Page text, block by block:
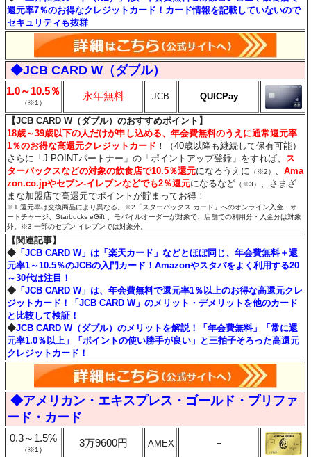
還元率7％のお得なクレジットカード！カード情報を記載していないので
セキュリティも抜群
◆JCB CARD W（ダブル）
1.0～10.5％
（※1）
永年無料 JCB QUICPay
【JCB CARD W（ダブル）のおすすめポイント】
18歳～39歳以下の人だけが申し込める、年会費無料のうえに通常還元率
1％のお得な高還元クレジットカード ！（40歳以降も継続して保有可能）
さらに「J-POINTパートナー」の「ポイントアップ登録」をすれば、 ス
ターバックスなどの対象の飲食店で10.5％還元になるうえに （※2） 、Ama
zon.co.jpやセブン‐イレブンなどでも2％還元になるなど （※3） 、さまざ
まな加盟店で高還元でポイントが貯まってお得！
※1 還元率は交換商品により異なる。※2「スターバックス カード」へのオンライン入金・オ
ートチャージ、Starbucks eGift 、モバイルオーダーが対象で、店舗での利用分・入金分は対象
外。※3 一部のセブン‐イレブンでは対象外。
【関連記事】
◆ 「JCB CARD W」は「楽天カード」などとほぼ同じ、年会費無料＋還
元率1～10.5％のJCBの入門カード！Amazonやスタバをよく利用する20
～30代は注目！
◆ 「JCB CARD W」は、年会費無料で還元率1％以上のお得な高還元クレ
ジットカード！「JCB CARD W」のメリット・デメリットを他のカード
と比較して検証！
◆JCB CARD W（ダブル）のメリットを解説！「年会費無料」「常に還
元率1.0％以上」「ポイントの使い勝手が良い」と三拍子そろった高還元
クレジットカード！
◆アメリカン・エキスプレス・ゴールド・プリファ
ード・カード
0.3～1.5%
（※1）
3万9600円 AMEX －